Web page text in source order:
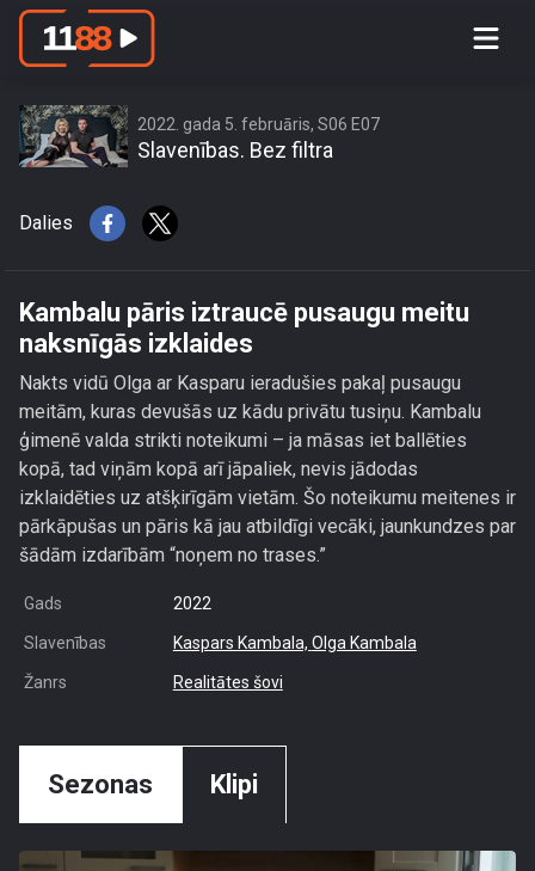
Kambalu pāris iztraucē pusaugu meitu
2022. gada 5. februāris, S06 E07
Slavenības. Bez filtra
Dalies
Kambalu pāris iztraucē pusaugu meitu
naksnīgās izklaides
Nakts vidū Olga ar Kasparu ieradušies pakaļ pusaugu
meitām, kuras devušās uz kādu privātu tusiņu. Kambalu
ģimenē valda strikti noteikumi – ja māsas iet ballēties
kopā, tad viņām kopā arī jāpaliek, nevis jādodas
izklaidēties uz atšķirīgām vietām. Šo noteikumu meitenes ir
pārkāpušas un pāris kā jau atbildīgi vecāki, jaunkundzes par
šādām izdarībām “noņem no trases.”
Gads 2022
Slavenības Kaspars Kambala, Olga Kambala
Žanrs Realitātes šovi
Sezonas Klipi